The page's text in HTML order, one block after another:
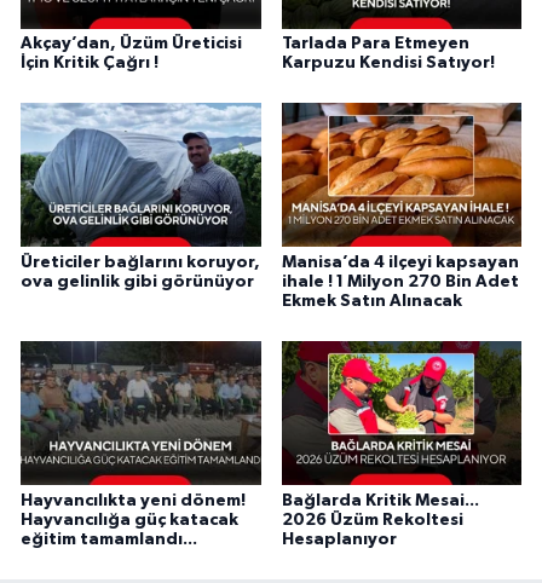
Akçay’dan, Üzüm Üreticisi
İçin Kritik Çağrı !
Tarlada Para Etmeyen
Karpuzu Kendisi Satıyor!
Üreticiler bağlarını koruyor,
ova gelinlik gibi görünüyor
Manisa’da 4 ilçeyi kapsayan
ihale ! 1 Milyon 270 Bin Adet
Ekmek Satın Alınacak
Hayvancılıkta yeni dönem!
Hayvancılığa güç katacak
eğitim tamamlandı...
Bağlarda Kritik Mesai...
2026 Üzüm Rekoltesi
Hesaplanıyor